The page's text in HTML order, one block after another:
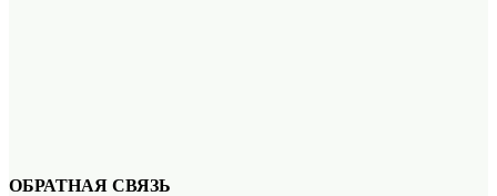
ОБРАТНАЯ СВЯЗЬ